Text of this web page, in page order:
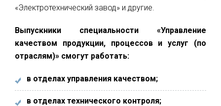
«Электротехнический завод» и другие.
Выпускники специальности «Управление
качеством продукции, процессов и услуг (по
отраслям)» смогут работать:
в отделах управления качеством;
в отделах технического контроля;